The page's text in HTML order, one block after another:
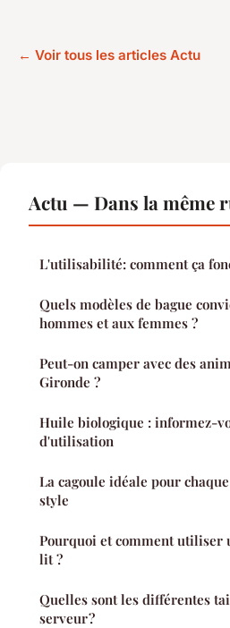
← Voir tous les articles Actu
Actu — Dans la même
L'utilisabilité: comment ça
Quels modèles de bague
hommes et aux femmes ?
Peut-on camper avec des
Gironde ?
Huile biologique : informez-
d'utilisation
La cagoule idéale pour
style
Pourquoi et comment utiliser
lit ?
Quelles sont les différentes
serveur ?